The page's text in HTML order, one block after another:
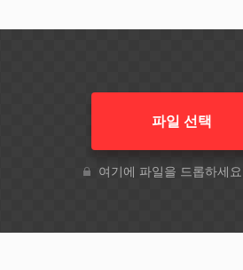
파일 선택
여기에 파일을 드롭하세